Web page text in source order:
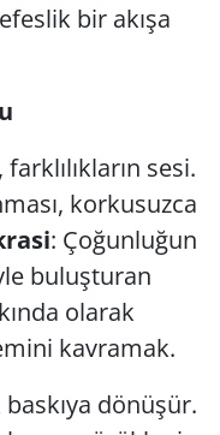
bir akışa
sesi.
korkusuzca
: Çoğunluğun
buluşturan
olarak
kavramak.
dönüşür.